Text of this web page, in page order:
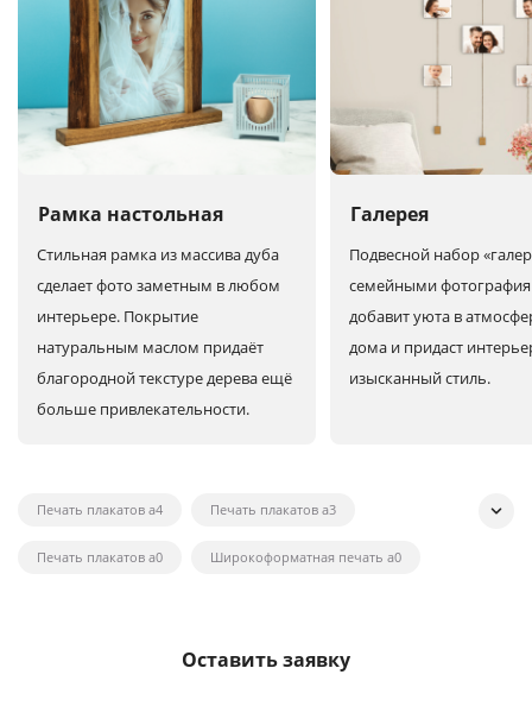
Рамка настольная
Стильная рамка из массива дуба
сделает фото заметным в любом
интерьере. Покрытие
натуральным маслом придаёт
благородной текстуре дерева ещё
больше привлекательности.
Галерея
Подвесной набор
семейными
добавит уюта в
дома и придаст
изысканный стиль.
Печать плакатов а4 Печать плакатов а3
Печать плакатов а0 Широкоформатная печать а0
Широкоформатная печать наклеекОставить заявку